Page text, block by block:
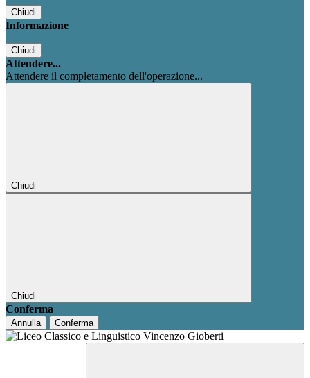
Chiudi
Informazione
Chiudi
Attendere...
Attendere il completamento dell'operazione...
Chiudi
Chiudi
Conferma
Annulla Conferma